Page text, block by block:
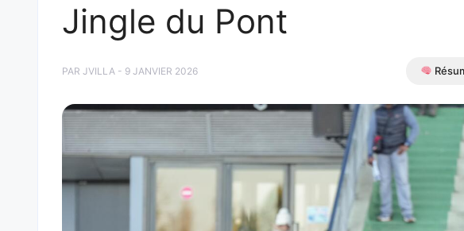
Jingle du Pont
PAR JVILLA - 9 JANVIER 2026